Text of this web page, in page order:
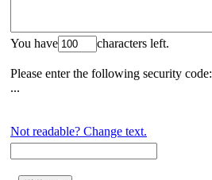
You have characters left.
Please enter the following security code:
...
Not readable? Change text.